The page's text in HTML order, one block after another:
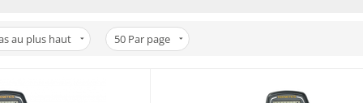
au plus haut 50 Par page